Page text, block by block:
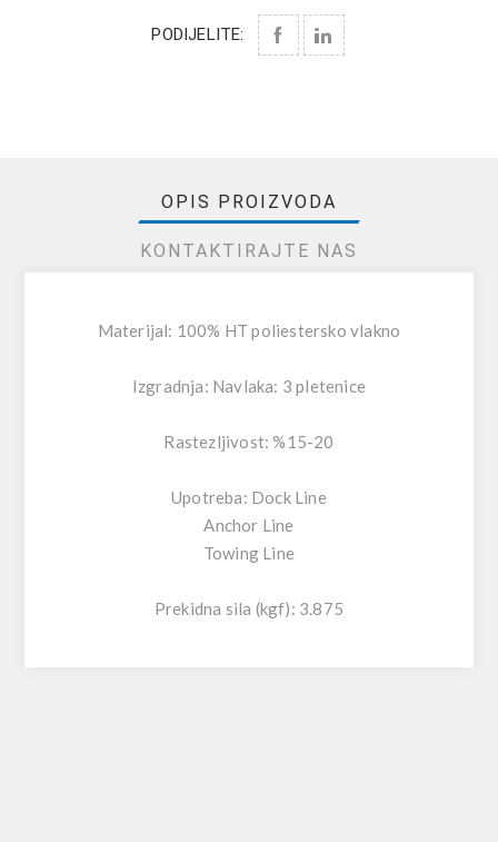
PODIJELITE:
OPIS PROIZVODA
KONTAKTIRAJTE NAS
Materijal: 100% HT poliestersko vlakno
Izgradnja: Navlaka: 3 pletenice
Rastezljivost: %15-20
Upotreba: Dock Line
Anchor Line
Towing Line
Prekidna sila (kgf): 3.875